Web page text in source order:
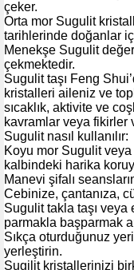
çeker.
Orta mor Sugulit
tarihlerinde doğanlar
Menekşe Sugulit
çekmektedir.
Sugulit taşı Feng
kristalleri aileniz ve
sıcaklık, aktivite ve
kavramlar veya fikirler
Sugulit nasıl kullanılır:
Koyu mor Sugulit
kalbindeki harika
Manevi şifalı
Cebinize, çantanıza,
Sugulit takla taşı veya
parmakla başparmak
Sıkça oturduğunuz
yerleştirin.
Sugilit kristallerinizi